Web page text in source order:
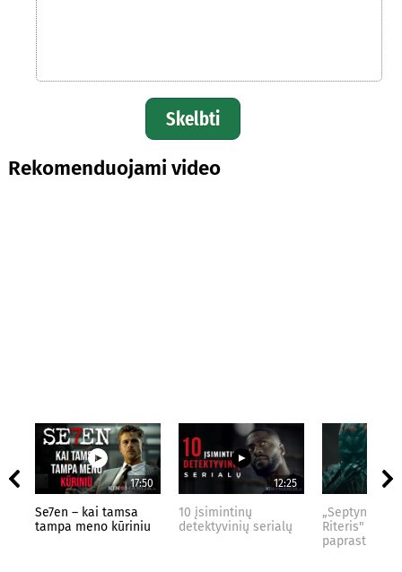
Skelbti
Rekomenduojami video
17:50
Se7en – kai tamsa
tampa meno kūriniu
12:25
10 įsimintinų
detektyvinių serialų
„Septynių
Riteris" – kai
paprastumas